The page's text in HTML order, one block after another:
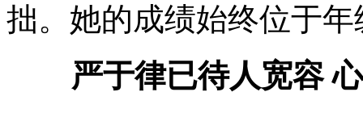
拙。她的成绩始终位于
严于律已待人宽容